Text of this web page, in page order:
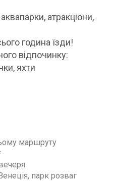
атракціони,
година їзди!
відпочинку:
яхти
маршруту
парк розваг